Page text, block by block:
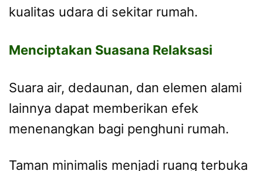
kualitas udara di sekitar rumah.
Menciptakan Suasana Relaksasi
Suara air, dedaunan, dan elemen alami
lainnya dapat memberikan efek
menenangkan bagi penghuni rumah.
Taman minimalis menjadi ruang terbuka